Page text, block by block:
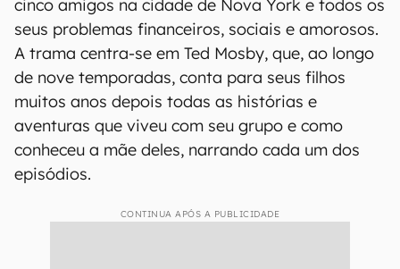
cinco amigos na cidade de Nova York e todos os
seus problemas financeiros, sociais e amorosos.
A trama centra-se em Ted Mosby, que, ao longo
de nove temporadas, conta para seus filhos
muitos anos depois todas as histórias e
aventuras que viveu com seu grupo e como
conheceu a mãe deles, narrando cada um dos
episódios.
CONTINUA APÓS A PUBLICIDADE